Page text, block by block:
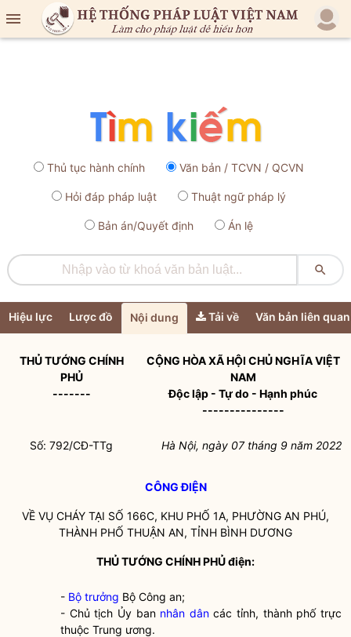

Thủ tục hành chính Văn bản / TCVN / QCVN
Hỏi đáp pháp luật Thuật ngữ pháp lý
Bản án/Quyết định Án lệ

Hiệu lực Lược đồ Nội dung Tải về Văn bản liên quan
THỦ TƯỚNG CHÍNH
PHỦ
-------
CỘNG HÒA XÃ HỘI CHỦ NGHĨA VIỆT
NAM
Độc lập - Tự do - Hạnh phúc
---------------
Số: 792/CĐ-TTg Hà Nội, ngày 07tháng 9năm 2022
CÔNG ĐIỆN
VỀ VỤ CHÁY TẠI SỐ 166C, KHU PHỐ 1A, PHƯỜNG AN PHÚ,
THÀNH PHỐ THUẬN AN, TỈNH BÌNH DƯƠNG
THỦ TƯỚNG CHÍNH PHỦ điện:
- Bộ trưởng Bộ Công an;
- Chủ tịch Ủy ban nhân dâncác tỉnh, thành phố trực
thuộc Trung ương.